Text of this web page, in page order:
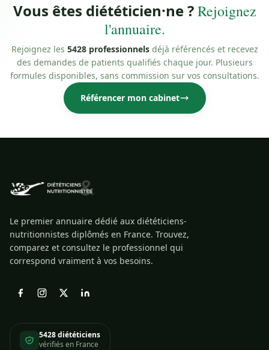
Vous êtes diététicien·ne ?Rejoignez
l'annuaire.
Rejoignez les 5428 professionnelsdéjà référencés et recevez
des demandes de patients qualifiés chaque jour. Plusieurs
formules disponibles, sans commission sur vos consultations.
Référencer mon cabinet
Le premier annuaire dédié aux diététiciens-
nutritionnistes diplômés en France. Trouvez,
comparez et consultez le professionnel qui
correspond vraiment à vos besoins.
5428 diététiciens
vérifiés en France